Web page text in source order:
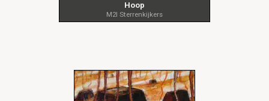
Hoop
M2I Sterrenkijkers